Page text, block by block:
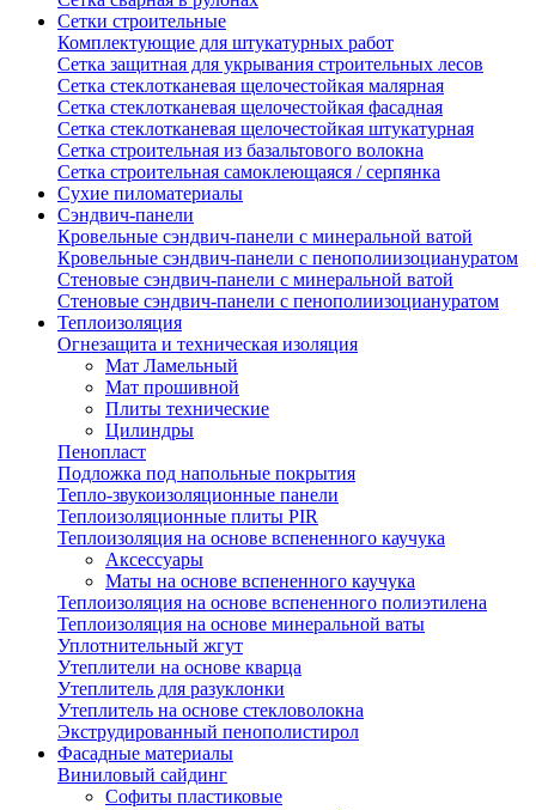
Сетки строительные
Комплектующие для штукатурных работ
Сетка защитная для укрывания строительных лесов
Сетка стеклотканевая щелочестойкая малярная
Сетка стеклотканевая щелочестойкая фасадная
Сетка стеклотканевая щелочестойкая штукатурная
Сетка строительная из базальтового волокна
Сетка строительная самоклеющаяся / серпянка
Сухие пиломатериалы
Сэндвич-панели
Кровельные сэндвич-панели с минеральной ватой
Кровельные сэндвич-панели с пенополиизоциануратом
Стеновые сэндвич-панели с минеральной ватой
Стеновые сэндвич-панели с пенополиизоциануратом
Теплоизоляция
Огнезащита и техническая изоляция
Мат Ламельный
Мат прошивной
Плиты технические
Цилиндры
Пенопласт
Подложка под напольные покрытия
Тепло-звукоизоляционные панели
Теплоизоляционные плиты PIR
Теплоизоляция на основе вспененного каучука
Аксессуары
Маты на основе вспененного каучука
Теплоизоляция на основе вспененного полиэтилена
Теплоизоляция на основе минеральной ваты
Уплотнительный жгут
Утеплители на основе кварца
Утеплитель для разуклонки
Утеплитель на основе стекловолокна
Экструдированный пенополистирол
Фасадные материалы
Виниловый сайдинг
Cофиты пластиковые